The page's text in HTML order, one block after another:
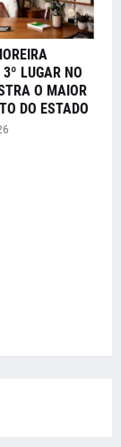
LUGAR NO
O MAIOR
DO ESTADO